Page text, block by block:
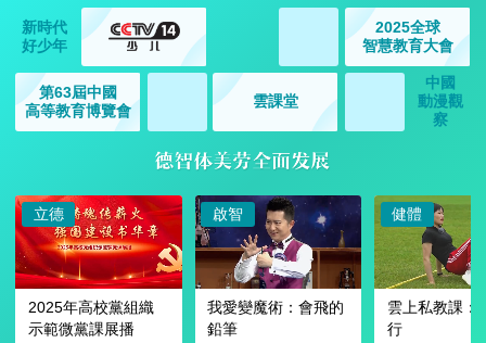
新時代
好少年
2025全球
智慧教育大會
第63屆中國
高等教育博覽會
雲課堂
中國
動漫觀
察
2025年高校黨組織
示範微黨課展播
立德
我愛變魔術：會飛的
鉛筆
啟智
雲上私教課：
行
健體